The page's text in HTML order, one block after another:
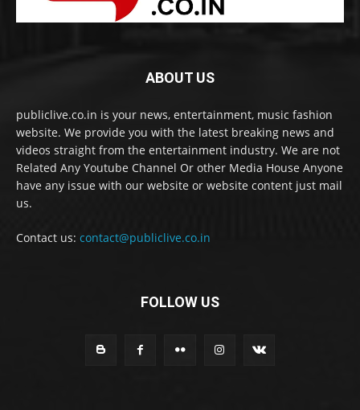
ABOUT US
publiclive.co.in is your news, entertainment, music fashion
website. We provide you with the latest breaking news and
videos straight from the entertainment industry. We are not
Related Any Youtube Channel Or other Media House Anyone
have any issue with our website or website content just mail
us.
Contact us: contact@publiclive.co.in
FOLLOW US